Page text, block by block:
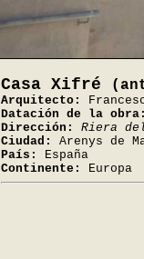
Casa Xifré
Arquitecto:
Datación de la obra:
Dirección:
Riera
Ciudad:
Arenys de
País:
España
Continente:
Europa